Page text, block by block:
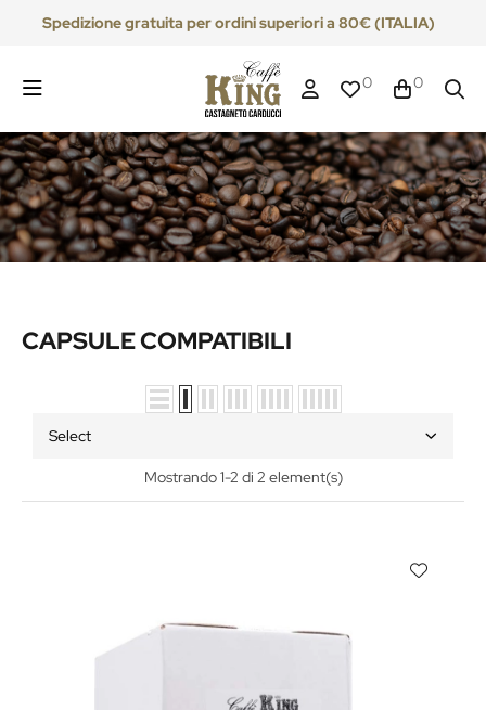
Spedizione gratuita per ordini superiori a 80€ (ITALIA)
0 0
CAPSULE COMPATIBILI
Select
Mostrando 1-2 di 2 element(s)